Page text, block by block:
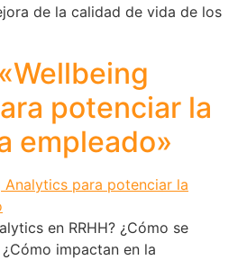
de la calidad de vida de los
potenciar la
empleado»
en RRHH? ¿Cómo se
impactan en la